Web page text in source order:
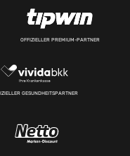
OFFIZIELLER PREMIUM-PARTNER
GESUNDHEITSPARTNER